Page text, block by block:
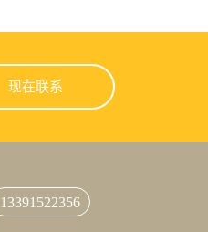
现在联系
13391522356